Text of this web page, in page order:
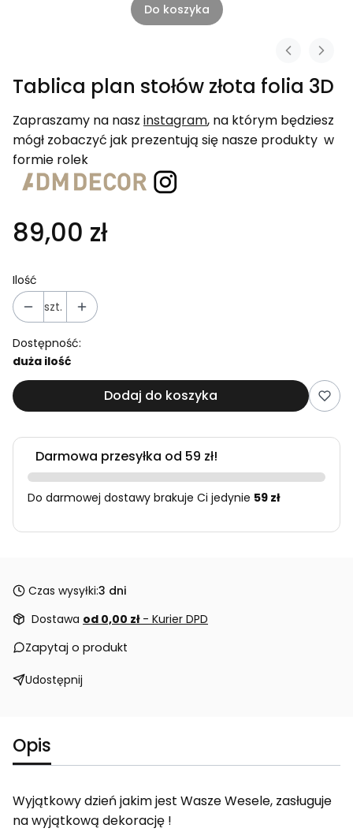
Do koszyka
Tablica plan stołów złota folia 3D
Zapraszamy na nasz instagram, na którym będziesz
mógł zobaczyć jak prezentują się nasze produkty w
formie rolek
89,00 zł
Ilość
szt.
Dostępność:
duża ilość
Dodaj do koszyka
Darmowa przesyłka od 59 zł!
Do darmowej dostawy brakuje Ci jedynie 59 zł
Czas wysyłki:3 dni
Dostawa od 0,00 zł - Kurier DPD
Zapytaj o produkt
Udostępnij
Opis
Wyjątkowy dzień jakim jest Wasze Wesele, zasługuje
na wyjątkową dekorację !